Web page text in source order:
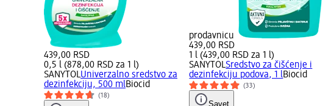
439,00 RSD
0,5 l (878,00 RSD za 1 l)
SANYTOLUniverzalno sredstvo za
dezinfekciju, 500 mlBiocid
(18)
prodavnicu
439,00 RSD
1 l (439,00 RSD za 1 l)
SANYTOLSredstvo za čišćenje i
dezinfekciju podova, 1 lBiocid
(33)
Savet